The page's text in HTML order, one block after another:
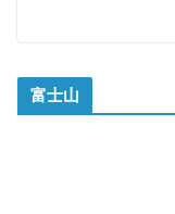
富士山